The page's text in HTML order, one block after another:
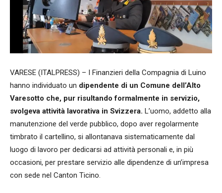
VARESE (ITALPRESS) – I Finanzieri della Compagnia di Luino
hanno individuato un dipendente di un Comune dell’Alto
Varesotto che, pur risultando formalmente in servizio,
svolgeva attività lavorativa in Svizzera. L’uomo, addetto alla
manutenzione del verde pubblico, dopo aver regolarmente
timbrato il cartellino, si allontanava sistematicamente dal
luogo di lavoro per dedicarsi ad attività personali e, in più
occasioni, per prestare servizio alle dipendenze di un’impresa
con sede nel Canton Ticino.